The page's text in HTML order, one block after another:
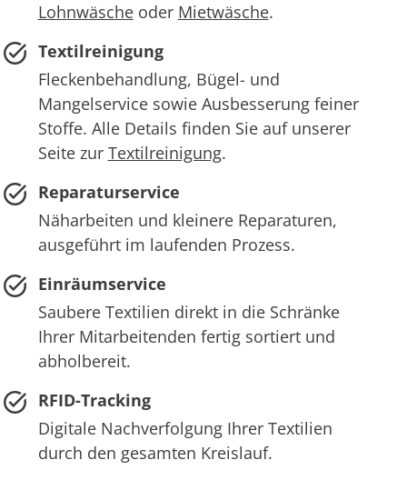
Lohnwäscheoder Mietwäsche.
Textilreinigung
Fleckenbehandlung, Bügel- und
Mangelservice sowie Ausbesserung feiner
Stoffe. Alle Details finden Sie auf unserer
Seite zur Textilreinigung.
Reparaturservice
Näharbeiten und kleinere Reparaturen,
ausgeführt im laufenden Prozess.
Einräumservice
Saubere Textilien direkt in die Schränke
Ihrer Mitarbeitenden fertig sortiert und
abholbereit.
RFID-Tracking
Digitale Nachverfolgung Ihrer Textilien
durch den gesamten Kreislauf.